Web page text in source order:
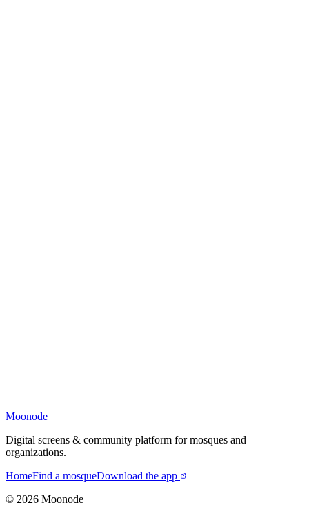
Moonode
Digital screens & community platform for mosques and
organizations.
HomeFind a mosqueDownload the app
© 2026 Moonode